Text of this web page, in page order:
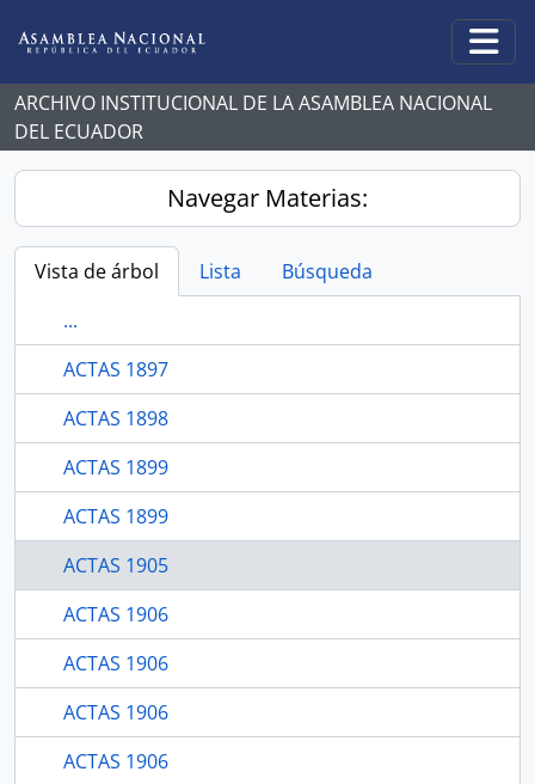
ARCHIVO INSTITUCIONAL DE LA ASAMBLEA NACIONAL
DEL ECUADOR
Navegar Materias:
Vista de árbol Lista
Búsqueda
...
ACTAS 1897
ACTAS 1898
ACTAS 1899
ACTAS 1899
ACTAS 1905
ACTAS 1906
ACTAS 1906
ACTAS 1906
ACTAS 1906